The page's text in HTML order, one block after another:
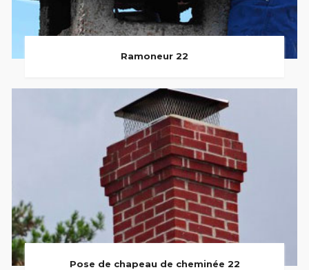
Ramoneur 22
Pose de chapeau de cheminée 22